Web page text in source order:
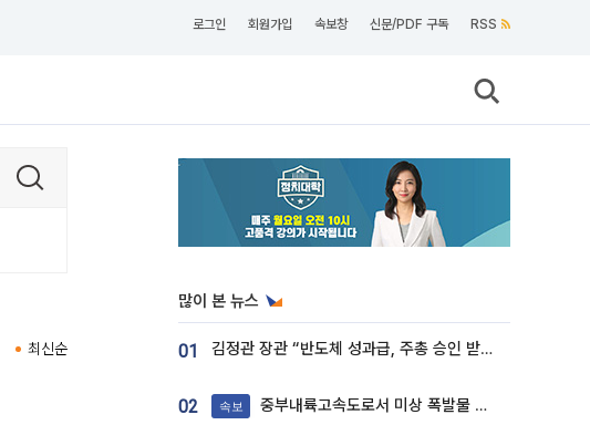
로그인 회원가입 속보창 신문/PDF 구독 RSS
최신순
많이 본 뉴스
01 김정관 장관 “반도체 성과급, 주총 승인 받도록”…상법·자본시장법 개정 시사
02 속보 중부내륙고속도로서 미상 폭발물 발견